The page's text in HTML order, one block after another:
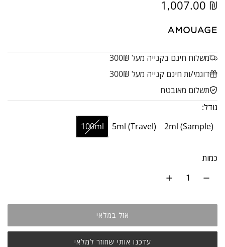
מ
ר
ר
ג
י
ל
₪ 1,007.00
משלוח חינם בקנייה מעל 300₪
דוגמי/ות חינם קנייה מעל 300₪
תשלום מאובטח
גודל:
100ml
5ml (Travel) 2ml (Sample)
כמות
אזל במלאי
עדכנו אותי שחוזר למלאי